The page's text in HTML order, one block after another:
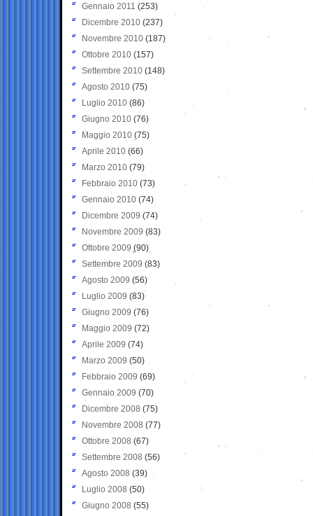
Gennaio 2011 (253)
Dicembre 2010 (237)
Novembre 2010 (187)
Ottobre 2010 (157)
Settembre 2010 (148)
Agosto 2010 (75)
Luglio 2010 (86)
Giugno 2010 (76)
Maggio 2010 (75)
Aprile 2010 (66)
Marzo 2010 (79)
Febbraio 2010 (73)
Gennaio 2010 (74)
Dicembre 2009 (74)
Novembre 2009 (83)
Ottobre 2009 (90)
Settembre 2009 (83)
Agosto 2009 (56)
Luglio 2009 (83)
Giugno 2009 (76)
Maggio 2009 (72)
Aprile 2009 (74)
Marzo 2009 (50)
Febbraio 2009 (69)
Gennaio 2009 (70)
Dicembre 2008 (75)
Novembre 2008 (77)
Ottobre 2008 (67)
Settembre 2008 (56)
Agosto 2008 (39)
Luglio 2008 (50)
Giugno 2008 (55)